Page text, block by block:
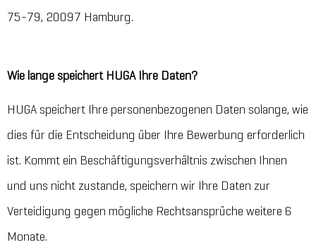
75-79, 20097 Hamburg.
Wie lange speichert HUGA Ihre Daten?
HUGA speichert Ihre personenbezogenen Daten solange, wie
dies für die Entscheidung über Ihre Bewerbung erforderlich
ist. Kommt ein Beschäftigungsverhältnis zwischen Ihnen
und uns nicht zustande, speichern wir Ihre Daten zur
Verteidigung gegen mögliche Rechtsansprüche weitere 6
Monate.